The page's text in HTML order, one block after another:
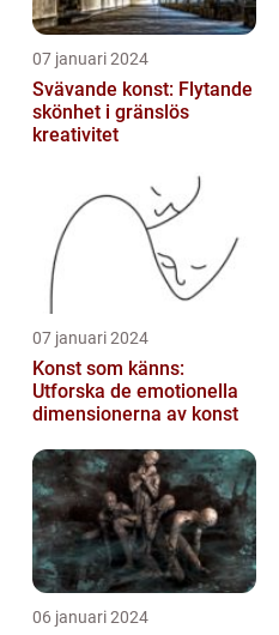
07 januari 2024
Svävande konst: Flytande
skönhet i gränslös
kreativitet
07 januari 2024
Konst som känns:
Utforska de emotionella
dimensionerna av konst
06 januari 2024